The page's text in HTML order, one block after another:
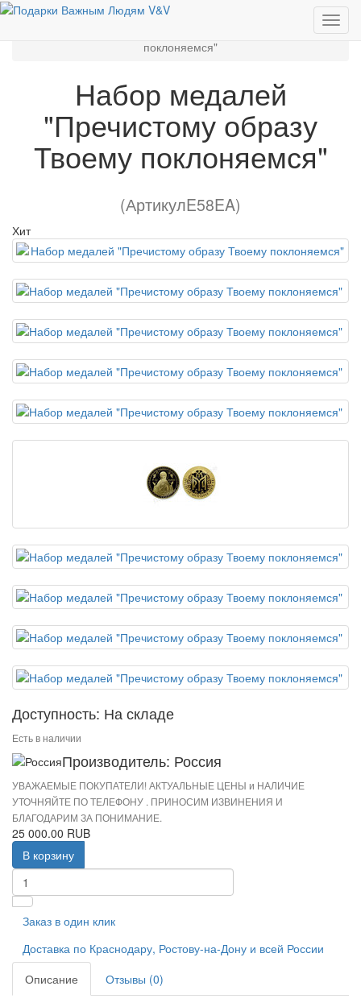
поклоняемся"
Набор медалей
"Пречистому образу
Твоему поклоняемся"
(АртикулE58EA)
Хит
Доступность: На складе
Есть в наличии
Производитель: Россия
УВАЖАЕМЫЕ ПОКУПАТЕЛИ! АКТУАЛЬНЫЕ ЦЕНЫ и НАЛИЧИЕ
УТОЧНЯЙТЕ ПО ТЕЛЕФОНУ . ПРИНОСИМ ИЗВИНЕНИЯ И
БЛАГОДАРИМ ЗА ПОНИМАНИЕ.
25 000.00 RUB
В корзину
Заказ в один клик
Доставка по Краснодару, Ростову-на-Дону и всей России
Описание
Отзывы (0)